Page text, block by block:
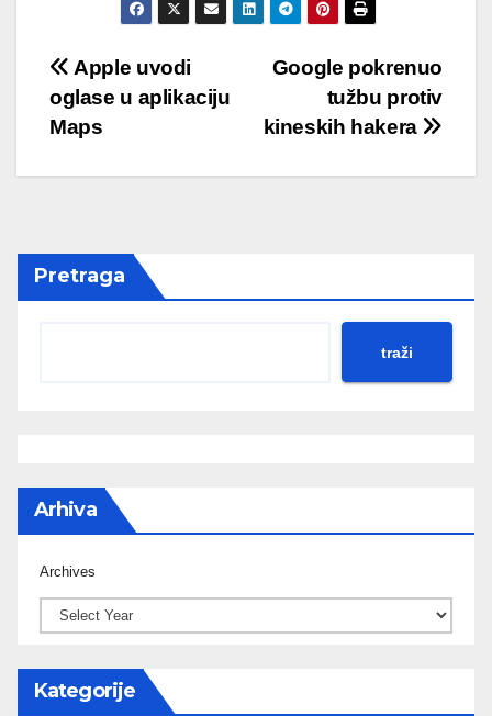
Post
navigation
Google pokrenuo
tužbu protiv
kineskih hakera
Apple uvodi
oglase u aplikaciju
Maps
Pretraga
traži
Arhiva
Archives
Kategorije